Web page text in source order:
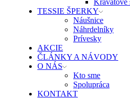
Kravatové
TESSIE ŠPERKY
Náušnice
Náhrdelníky
Prívesky
AKCIE
ČLÁNKY A NÁVODY
O NÁS
Kto sme
Spolupráca
KONTAKT